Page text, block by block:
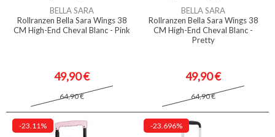
BELLA SARA
Rollranzen Bella Sara Wings 38
CM High-End Cheval Blanc - Pink
49,90 €
64,90 €
BELLA SARA
Rollranzen Bella Sara Wings 38
CM High-End Cheval Blanc -
Pretty
49,90 €
64,90 €
-23.11% -23.696%